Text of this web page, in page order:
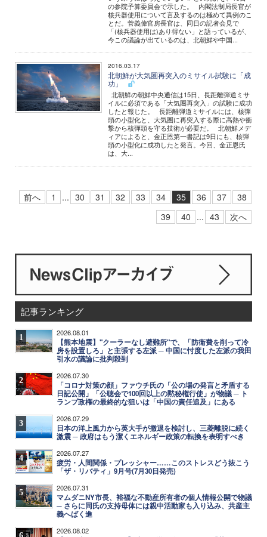
の参院予算委員会で示した。 内閣法制局長官が
核兵器使用について言及するのは極めて異例のこ
とだ。菅義偉官房長官は、同日の記者会見で
「(核兵器使用は)あり得ない」と語っているが、
今この議論が出ているのは、北朝鮮や中国...
2016.03.17
北朝鮮が大気圏再突入のミサイル試験に「成
功」
北朝鮮の朝鮮中央通信は15日、長距離弾道ミサ
イルに必須である「大気圏再突入」の試験に成功
したと報じた。 長距離弾道ミサイルには、核弾
頭の小型化と、大気圏に再突入する際に高熱や衝
撃から核弾頭を守る技術が必要だ。 北朝鮮メデ
ィアによると、金正恩第一書記は9日にも、核弾
頭の小型化に成功したと発言。今回、金正恩氏
は、大...
前へ 1 ... 30 31 32 33 34 35 36 37
38
39
40 ... 43 次へ
記事ランキング
1 2026.08.01
【熊本地震】"クーラーなし避難所"で、「防衛費を削って冷
房を設置しろ」と主張する左派 ─ 中国に忖度した左派の我田
引水の議論に批判殺到
2 2026.07.30
「コロナ対策の顔」ファウチ氏の「公の場の発言と矛盾する
日記公開」「公聴会で100回以上の黙秘権行使」が物議 ─ ト
ランプ政権の最終的な狙いは「中国の責任追及」にある
3 2026.07.29
日本の洋上風力から英大手が撤退を検討し、三菱離脱に続く
激震 ─ 政府はもう潔くエネルギー政策の転換を表明すべき
4 2026.07.27
疲労・人間関係・プレッシャー……このストレスどう抜こう
「ザ・リバティ」9月号(7月30日発売)
5 2026.07.31
マムダニNY市長、裕福な不動産所有者の個人情報公開で物議
─ さらに同氏の支持母体には親中活動家も入り込み、共産主
義へばく進
6 2026.08.02